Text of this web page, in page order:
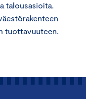
talousasioita.
tuottavuuteen.